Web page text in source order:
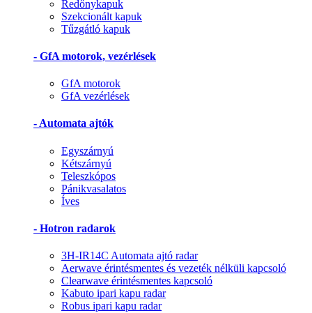
Redőnykapuk
Szekcionált kapuk
Tűzgátló kapuk
- GfA motorok, vezérlések
GfA motorok
GfA vezérlések
- Automata ajtók
Egyszárnyú
Kétszárnyú
Teleszkópos
Pánikvasalatos
Íves
- Hotron radarok
3H-IR14C Automata ajtó radar
Aerwave érintésmentes és vezeték nélküli kapcsoló
Clearwave érintésmentes kapcsoló
Kabuto ipari kapu radar
Robus ipari kapu radar